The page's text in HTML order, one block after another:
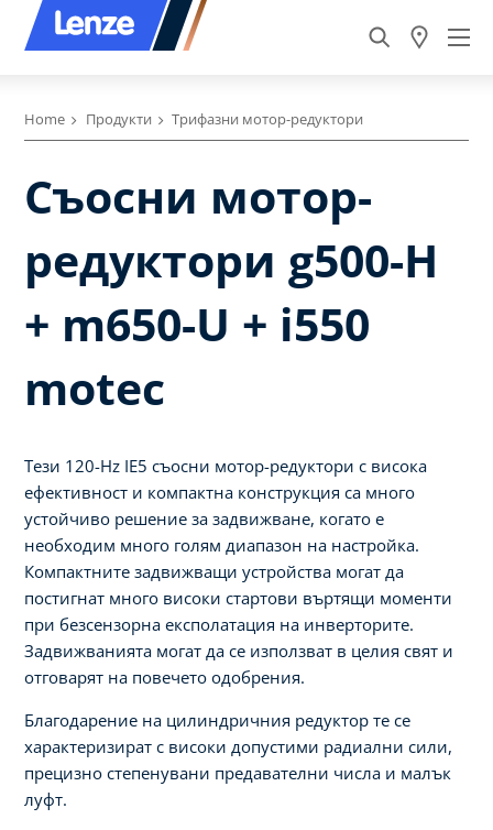
Home Продукти Трифазни мотор-редуктори
Съосни мотор-
редуктори g500-H
+ m650-U + i550
motec
Тези 120-Hz IE5 съосни мотор-редуктори с висока
ефективност и компактна конструкция са много
устойчиво решение за задвижване, когато е
необходим много голям диапазон на настройка.
Компактните задвижващи устройства могат да
постигнат много високи стартови въртящи моменти
при безсензорна експолатация на инверторите.
Задвижванията могат да се използват в целия свят и
отговарят на повечето одобрения.
Благодарение на цилиндричния редуктор те се
характеризират с високи допустими радиални сили,
прецизно степенувани предавателни числа и малък
луфт.